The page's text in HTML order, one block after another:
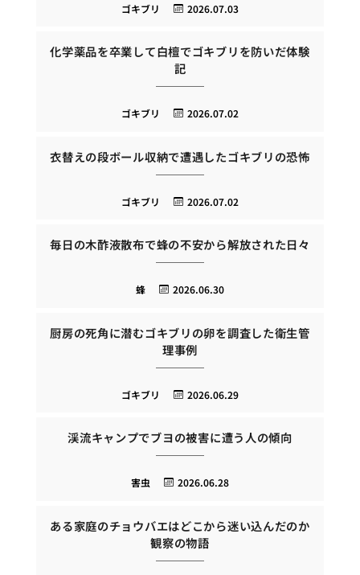
2026.07.03
ゴキブリ
化学薬品を卒業して白檀でゴキブリを防いだ体験
記
2026.07.02
ゴキブリ
衣替えの段ボール収納で遭遇したゴキブリの恐怖
2026.07.02
ゴキブリ
毎日の木酢液散布で蜂の不安から解放された日々
2026.06.30
蜂
厨房の死角に潜むゴキブリの卵を調査した衛生管
理事例
2026.06.29
ゴキブリ
渓流キャンプでブヨの被害に遭う人の傾向
2026.06.28
害虫
ある家庭のチョウバエはどこから迷い込んだのか
観察の物語